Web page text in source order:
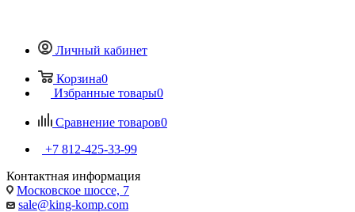
Личный кабинет
Корзина0
Избранные товары0
Сравнение товаров0
+7 812-425-33-99
Контактная информация
Московское шоссе, 7
sale@king-komp.com